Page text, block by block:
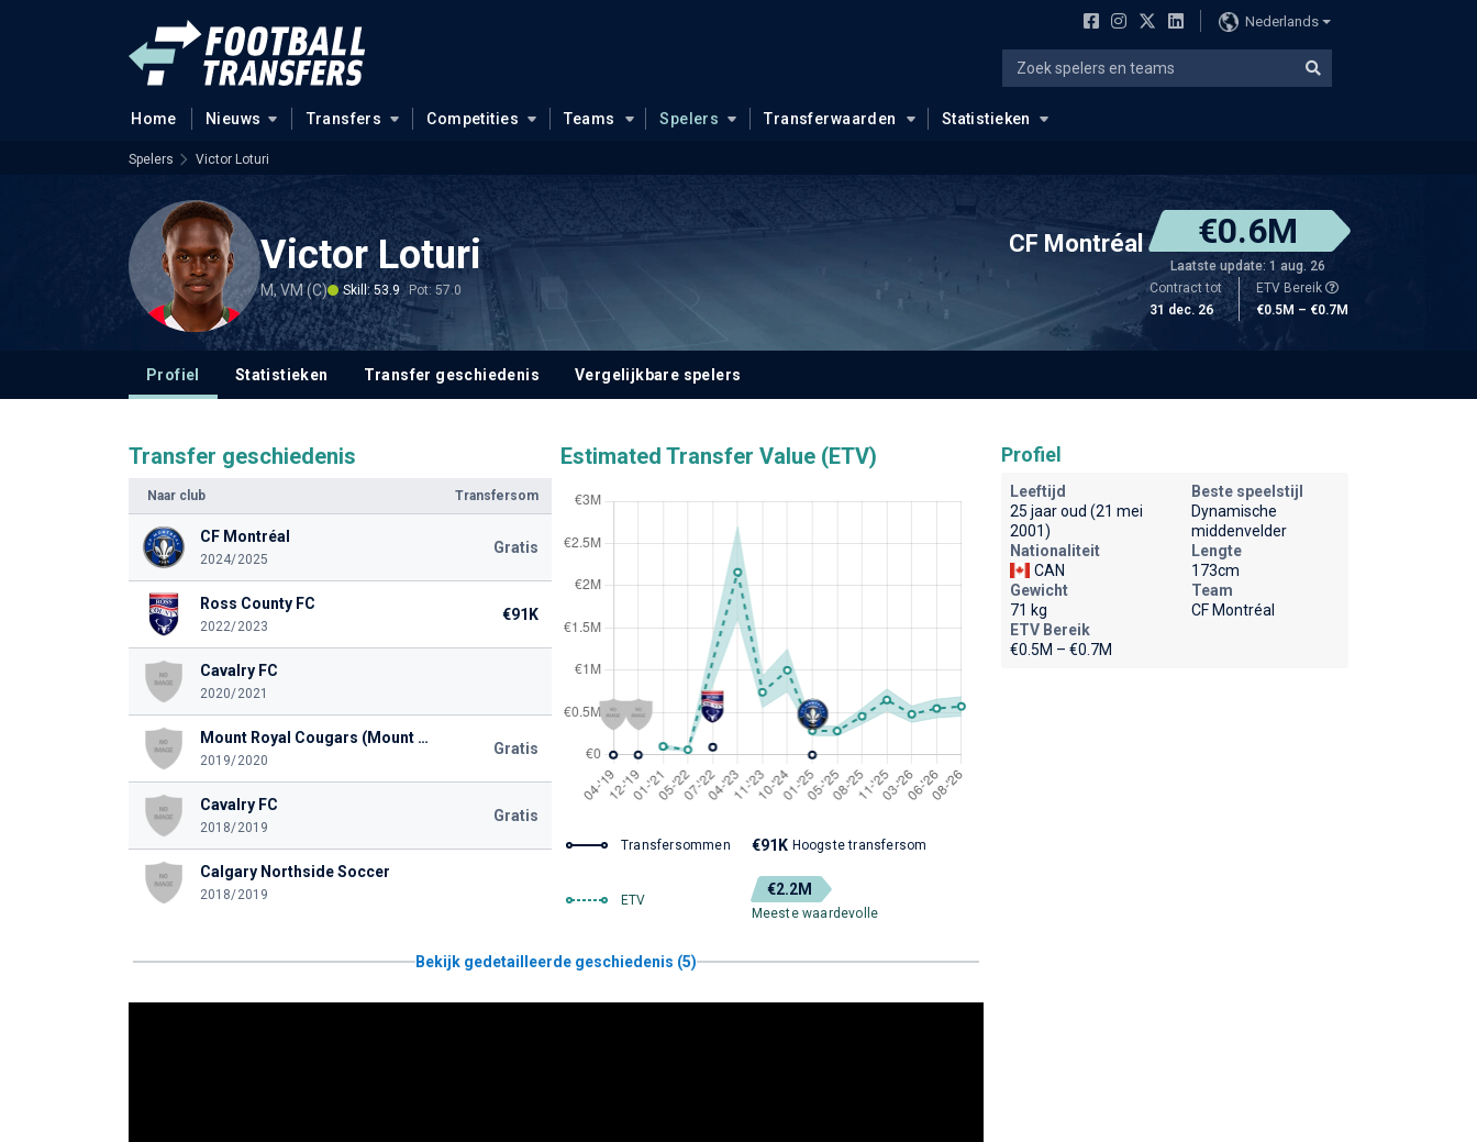
Nederlands
Home Nieuws Transfers Competities Teams Spelers Transferwaarden Statistieken
Spelers Victor Loturi
Victor Loturi
M, VM (C) Skill: 53.9 Pot: 57.0
CF Montréal €0.6M
Laatste update: 1 aug. 26
Contract tot
31 dec. 26
ETV Bereik
€0.5M – €0.7M
Profiel Statistieken Transfer geschiedenis Vergelijkbare spelers
Transfer geschiedenis
Naar club Transfersom
CF Montréal
2024/2025
Gratis
Ross County FC
2022/2023
€91K
Cavalry FC
2020/2021
Mount Royal Cougars (Mount Royal University)
2019/2020
Gratis
Cavalry FC
2018/2019
Gratis
Calgary Northside Soccer
2018/2019
Estimated Transfer Value (ETV)
Transfersommen €91K Hoogste transfersom
ETV
€2.2M
Meeste waardevolle
Bekijk gedetailleerde geschiedenis (5)
Profiel
Leeftijd
25 jaar oud (21 mei
2001)
Beste speelstijl
Dynamische
middenvelder
Nationaliteit
CAN
Lengte
173cm
Gewicht
71 kg
Team
CF Montréal
ETV Bereik
€0.5M – €0.7M